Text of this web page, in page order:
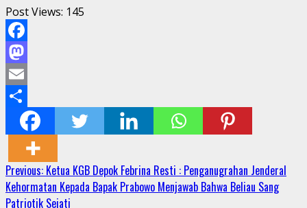
Post Views: 145
Facebook
Mastodon
Email
Share
Continue
Reading
Previous: Ketua KGB Depok Febrina Resti : Penganugrahan Jenderal
Kehormatan Kepada Bapak Prabowo Menjawab Bahwa Beliau Sang
Patriotik Sejati